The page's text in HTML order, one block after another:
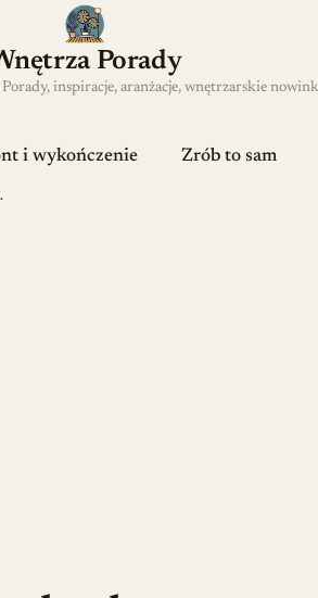
Porady
inspiracje, aranżacje, wnętrzarskie
i wykończenie Zrób to sam